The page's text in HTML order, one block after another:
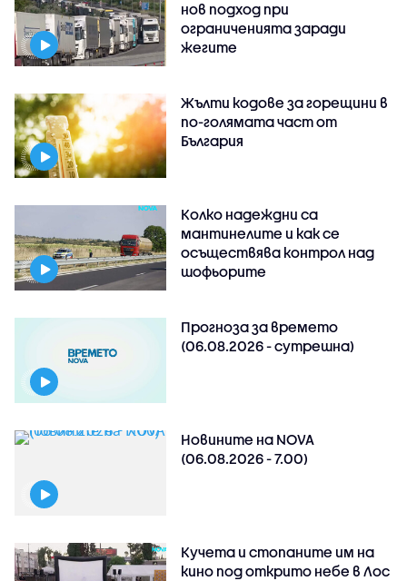
нов подход при
ограниченията заради
жегите
Жълти кодове за горещини в
по-голямата част от
България
Колко надеждни са
мантинелите и как се
осъществява контрол над
шофьорите
Прогноза за времето
(06.08.2026 - сутрешна)
Новините на NOVA
(06.08.2026 - 7.00)
Кучета и стопаните им на
кино под открито небе в Лос